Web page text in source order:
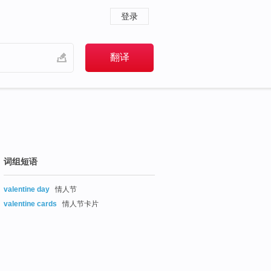
登录
词组短语
valentine day 情人节
valentine cards
情人节卡片